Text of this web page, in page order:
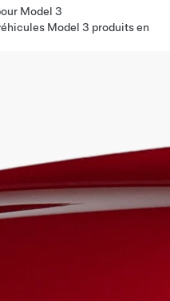
Model 3
Model 3 produits en